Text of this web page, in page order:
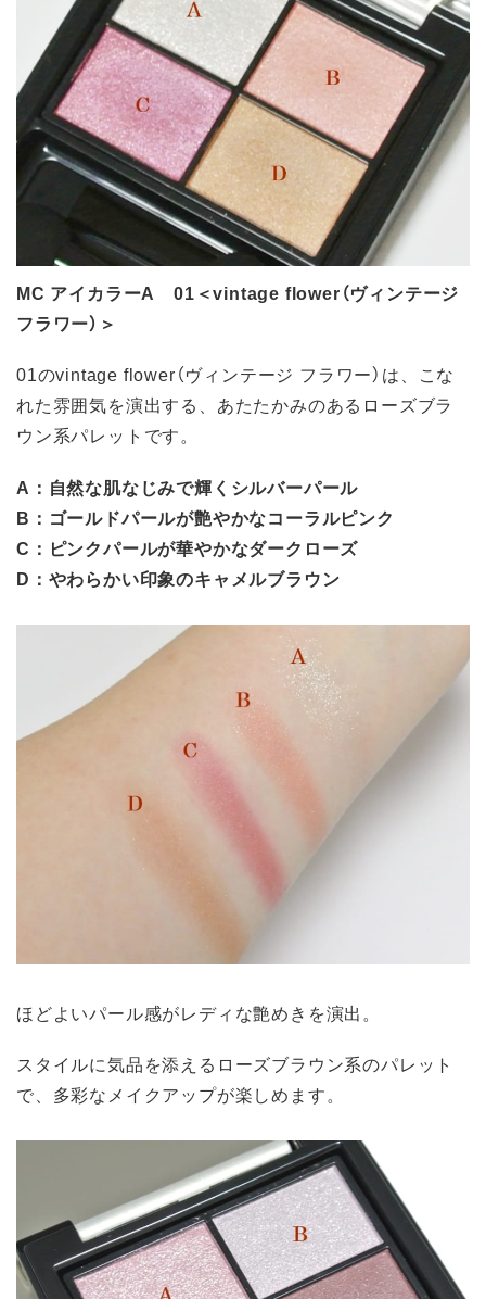
MC アイカラーA 01＜vintage flower（ヴィンテージ
フラワー）＞
01のvintage flower（ヴィンテージ フラワー）は、こな
れた雰囲気を演出する、あたたかみのあるローズブラ
ウン系パレットです。
A：自然な肌なじみで輝くシルバーパール
B：ゴールドパールが艶やかなコーラルピンク
C：ピンクパールが華やかなダークローズ
D：やわらかい印象のキャメルブラウン
ほどよいパール感がレディな艶めきを演出。
スタイルに気品を添えるローズブラウン系のパレット
で、多彩なメイクアップが楽しめます。